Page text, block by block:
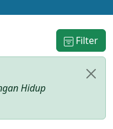
Filter
Hidup